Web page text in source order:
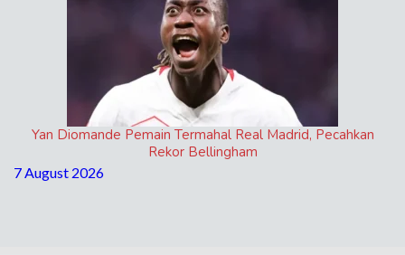
Yan Diomande Pemain Termahal Real Madrid, Pecahkan
Rekor Bellingham
7 August 2026